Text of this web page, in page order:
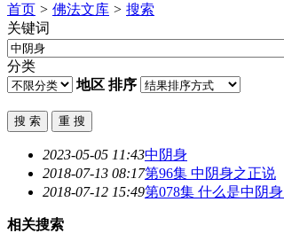
首页 > 佛法文库 > 搜索
关键词
分类
地区 排序
2023-05-05 11:43中阴身
2018-07-13 08:17第96集 中阴身之正说
2018-07-12 15:49第078集 什么是中阴身
相关搜索